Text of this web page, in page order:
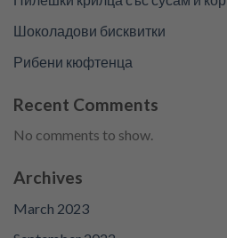
Шоколадови бисквитки
Рибени кюфтенца
Recent Comments
No comments to show.
Archives
March 2023